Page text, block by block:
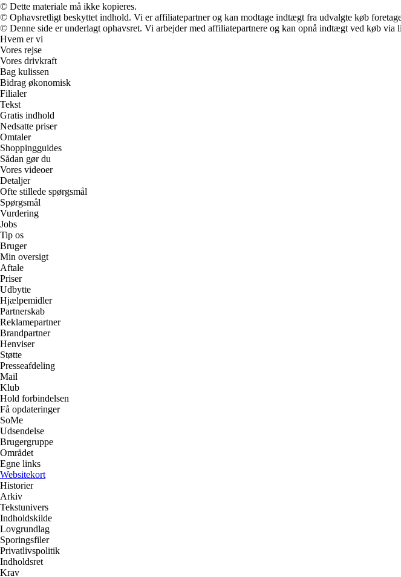
© Dette materiale må ikke kopieres.
© Ophavsretligt beskyttet indhold. Vi er affiliatepartner og kan modtage indtægt fra udvalgte køb
© Denne side er underlagt ophavsret. Vi arbejder med affiliatepartnere og kan opnå indtægt ved køb via
Hvem er vi
Vores rejse
Vores drivkraft
Bag kulissen
Bidrag økonomisk
Filialer
Tekst
Gratis indhold
Nedsatte priser
Omtaler
Shoppingguides
Sådan gør du
Vores videoer
Detaljer
Ofte stillede spørgsmål
Spørgsmål
Vurdering
Jobs
Tip os
Bruger
Min oversigt
Aftale
Priser
Udbytte
Hjælpemidler
Partnerskab
Reklamepartner
Brandpartner
Henviser
Støtte
Presseafdeling
Mail
Klub
Hold forbindelsen
Få opdateringer
SoMe
Udsendelse
Brugergruppe
Området
Egne links
Websitekort
Historier
Arkiv
Tekstunivers
Indholdskilde
Lovgrundlag
Sporingsfiler
Privatlivspolitik
Indholdsret
Krav